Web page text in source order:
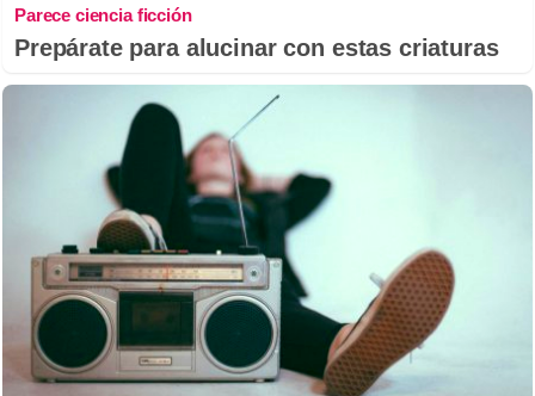
Parece ciencia ficción
Prepárate para alucinar con estas criaturas